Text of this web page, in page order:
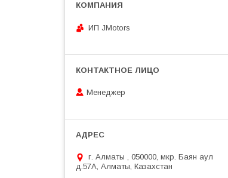
ИП JMotors
Менеджер
г. Алматы , 050000, мкр. Баян аул
д.57А, Алматы, Казахстан